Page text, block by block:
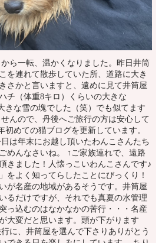
ら一転、温かくなりました。昨日井筒
を連れて散歩していた所、道路に大き
さかと言いますと、遠めに見て井筒屋
チ（体重8キロ）くらいの大きな
きな雪の塊でした（笑）でも似てます
んので、丹後へご旅行の方は安心して
初めての猫ブログを更新しています。
は年末にお越し頂いたわんこさんたち
めんなさいね。 ↑ご家族連れで、遠路
きました！人懐っこいわんこさんです♪
をよく知ってらしたことにびっくり！
が名産の地域があるそうです。井筒屋
るだけですが、それでも真夏の水管理
っ込むのはなかなかの苦行・・・名産
大変だと思います。頭が下がります
に、井筒屋を選んで下さりありがとう